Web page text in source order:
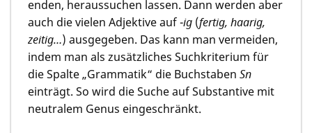
enden, heraussuchen lassen. Dann werden aber
auch die vielen Adjektive auf -ig (fertig, haarig,
zeitig…) ausgegeben. Das kann man vermeiden,
indem man als zusätzliches Suchkriterium für
die Spalte „Grammatik“ die Buchstaben Sn
einträgt. So wird die Suche auf Substantive mit
neutralem Genus eingeschränkt.